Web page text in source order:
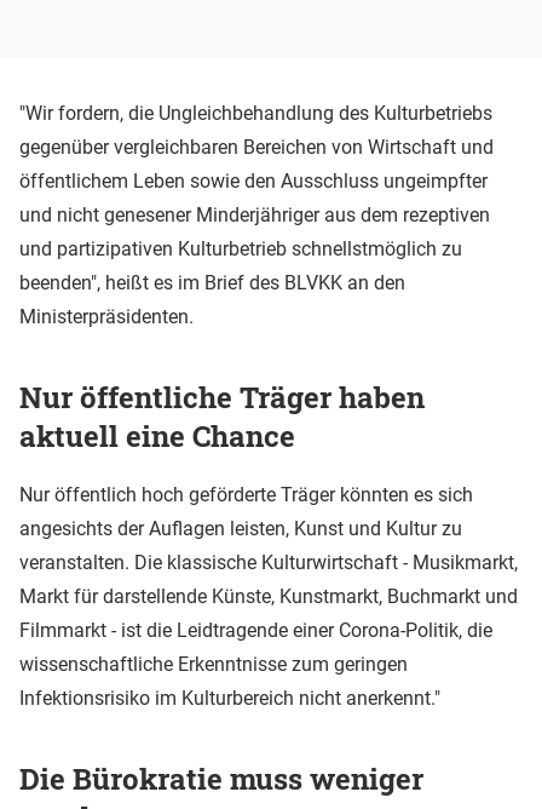
"Wir fordern, die Ungleichbehandlung des Kulturbetriebs
gegenüber vergleichbaren Bereichen von Wirtschaft und
öffentlichem Leben sowie den Ausschluss ungeimpfter
und nicht genesener Minderjähriger aus dem rezeptiven
und partizipativen Kulturbetrieb schnellstmöglich zu
beenden", heißt es im Brief des BLVKK an den
Ministerpräsidenten.
Nur öffentliche Träger haben
aktuell eine Chance
Nur öffentlich hoch geförderte Träger könnten es sich
angesichts der Auflagen leisten, Kunst und Kultur zu
veranstalten. Die klassische Kulturwirtschaft - Musikmarkt,
Markt für darstellende Künste, Kunstmarkt, Buchmarkt und
Filmmarkt - ist die Leidtragende einer Corona-Politik, die
wissenschaftliche Erkenntnisse zum geringen
Infektionsrisiko im Kulturbereich nicht anerkennt."
Die Bürokratie muss weniger